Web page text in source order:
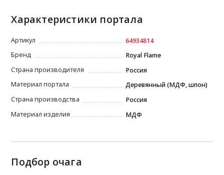
Характеристики портала
Артикул
64934814
Бренд
Royal Flame
Страна производителя
Россия
Материал портала
Деревянный (МДФ, шпон)
Страна производства
Россия
Материал изделия
МДФ
Подбор очага